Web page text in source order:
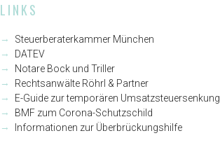
LINKS
→
Steuerberaterkammer München
→
DATEV
→
Notare Bock und Triller
→
Rechtsanwälte Röhrl & Partner
→
E-Guide zur temporären Umsatzsteuersenkung
→
BMF zum Corona-Schutzschild
→
Informationen zur Überbrückungshilfe